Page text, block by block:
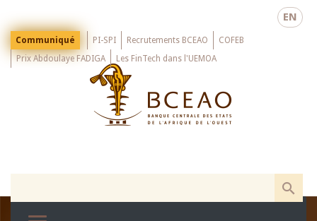
main
EN
Menu
Top
Communiqué PI-SPI Recrutements BCEAO
COFEB
Prix Abdoulaye FADIGA
Les FinTech dans l'UEMOA